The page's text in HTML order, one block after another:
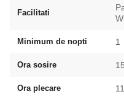
Facilitati
Minimum de nopti 1
Ora sosire
Ora plecare